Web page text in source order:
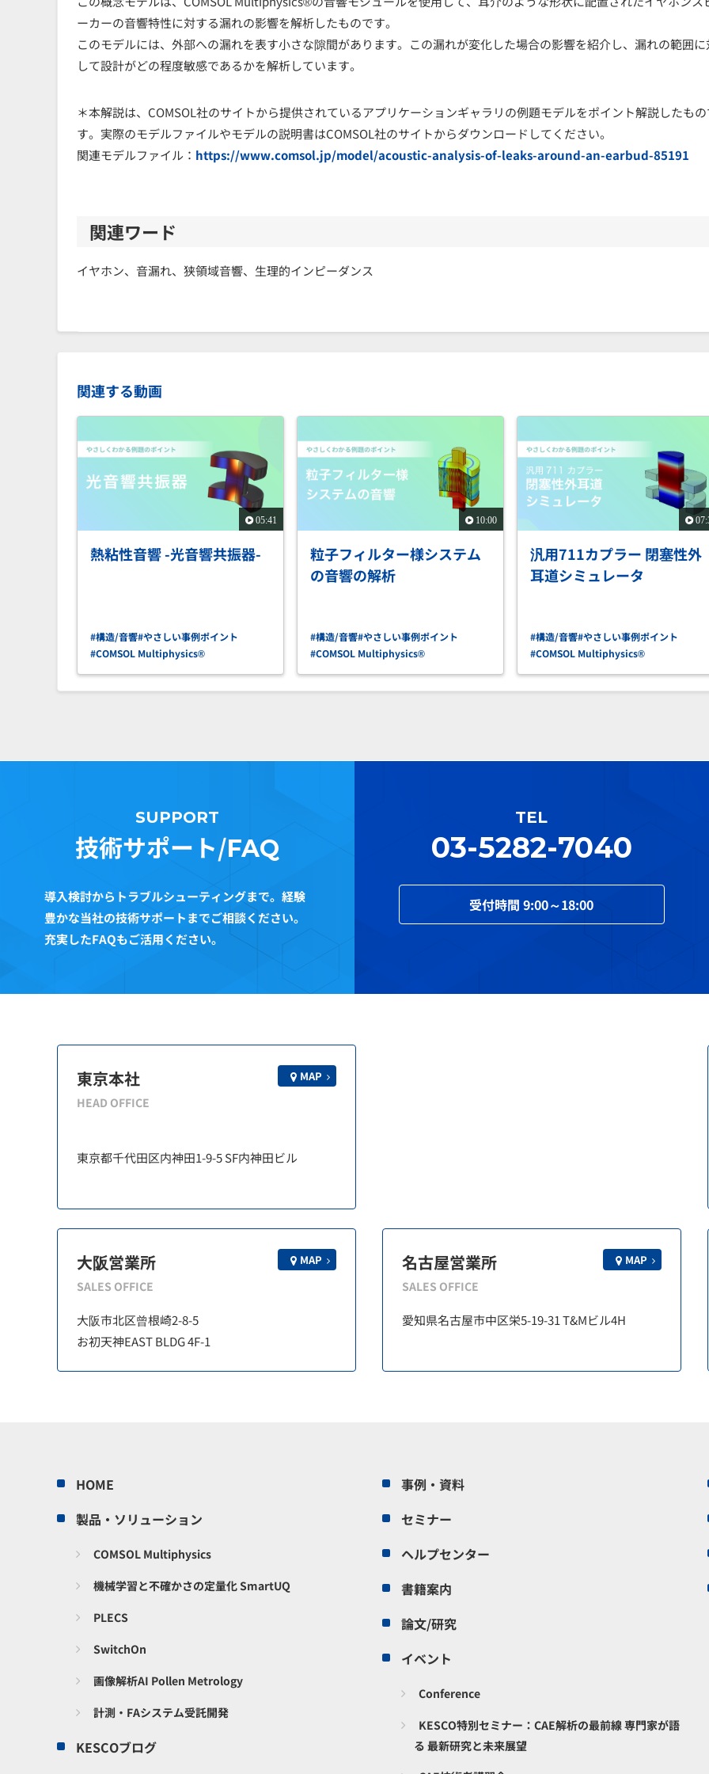
ーカーの音響特性に対する漏れの影響を解析したものです。
このモデルには、外部への漏れを表す小さな隙間があります。この漏れが変化した場合の影響を紹介し、漏れの範囲に
して設計がどの程度敏感であるかを解析しています。
＊本解説は、COMSOL社のサイトから提供されているアプリケーションギャラリの例題モデルをポイント解説したも
す。実際のモデルファイルやモデルの説明書はCOMSOL社のサイトからダウンロードしてください。
関連モデルファイル： https://www.comsol.jp/model/acoustic-analysis-of-leaks-around-an-earbud-85191
関連ワード
イヤホン、音漏れ、狭領域音響、生理的インピーダンス
関連する動画
05:41
熱粘性音響 -光音響共振器-
#構造/音響#やさしい事例ポイント
#COMSOL Multiphysics®
10:00
粒子フィルター様システム
の音響の解析
#構造/音響#やさしい事例ポイント
#COMSOL Multiphysics®
汎用711カプラー 閉塞性外
耳道シミュレータ
#構造/音響#やさしい事例ポイント
#COMSOL Multiphysics®
SUPPORT
技術サポート/FAQ
導入検討からトラブルシューティングまで。経験
豊かな当社の技術サポートまでご相談ください。
充実したFAQもご活用ください。
TEL
03-5282-7040
受付時間9:00～18:00
東京本社
HEAD OFFICE
MAP
東京都千代田区内神田1-9-5 SF内神田ビル
大阪営業所
SALES OFFICE
MAP
大阪市北区曾根崎2-8-5
お初天神EAST BLDG 4F-1
名古屋営業所
SALES OFFICE
MAP
愛知県名古屋市中区栄5-19-31 T&Mビル4H
HOME
製品・ソリューション
COMSOL Multiphysics
機械学習と不確かさの定量化 SmartUQ
PLECS
SwitchOn
画像解析AI Pollen Metrology
計測・FAシステム受託開発
KESCOブログ
事例・資料
セミナー
ヘルプセンター
書籍案内
論文/研究
イベント
Conference
KESCO特別セミナー：CAE解析の最前線 専門家が語
る 最新研究と未来展望